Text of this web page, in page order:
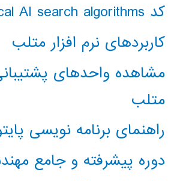
کد classical AI search algorithms
کاربردهای نرم افزار متلب
مشاهده واحدهای
متلب
راهنمای برنامه نویسی
دوره پیشرفته و جامع